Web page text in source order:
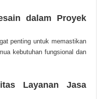
dalam Proyek
penting untuk memastikan
kebutuhan fungsional dan
Layanan Jasa